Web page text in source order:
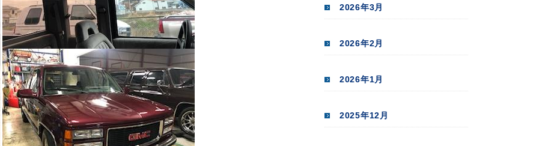
2026年3月
2026年2月
2026年1月
2025年12月